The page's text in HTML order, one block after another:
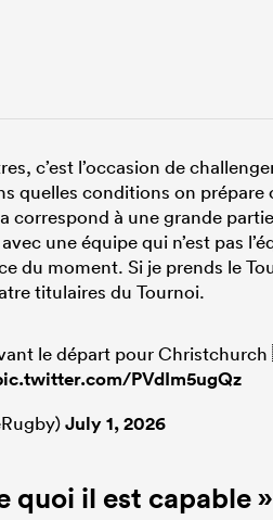
c’est l’occasion de
quelles conditions on prépare
à une grande
une équipe qui n’est pas
du moment. Si je prends le
titulaires du Tournoi.
le départ pour
PVdIm5ugQz
July 1, 2026
quoi il est capable »